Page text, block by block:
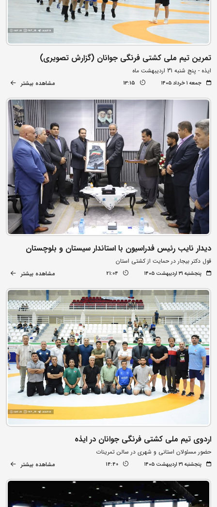
تمرین تیم ملی کشتی فرنگی جوانان (گزارش تصویری)
ایذه - پنج شنبه 31 اردیبهشت ماه
جمعه ۱ خرداد ۱۴۰۵ 13:15 مشاهده بیشتر
دیدار نایب رئیس فدراسیون با استاندار سیستان و بلوچستان
قول دکتر بیجار در حمایت از کشتی استان
پنجشنبه ۳۱ اردیبهشت ۱۴۰۵ 21:04 مشاهده بیشتر
اردوی تیم ملی کشتی فرنگی جوانان در ایذه
حضور مسئولان استانی و شهری در سالن تمرینات
پنجشنبه ۳۱ اردیبهشت ۱۴۰۵ 14:40 مشاهده بیشتر